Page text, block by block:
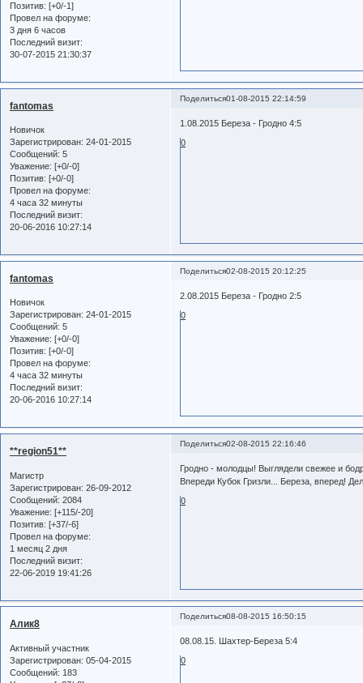
Позитив: [+0/-1]
Провел на форуме:
3 дня 6 часов
Последний визит:
30-07-2015 21:30:37
Поделиться01-08-2015 22:14:59
fantomas
Новичок
Зарегистрирован: 24-01-2015
Сообщений: 5
Уважение: [+0/-0]
Позитив: [+0/-0]
Провел на форуме:
4 часа 32 минуты
Последний визит:
20-06-2016 10:27:14
1.08.2015 Береза - Гродно 4:5
0
Поделиться02-08-2015 20:12:25
fantomas
Новичок
Зарегистрирован: 24-01-2015
Сообщений: 5
Уважение: [+0/-0]
Позитив: [+0/-0]
Провел на форуме:
4 часа 32 минуты
Последний визит:
20-06-2016 10:27:14
2.08.2015 Береза - Гродно 2:5
0
Поделиться02-08-2015 22:16:46
**region51**
Магистр
Зарегистрирован: 26-09-2012
Сообщений: 2084
Уважение: [+115/-20]
Позитив: [+37/-6]
Провел на форуме:
1 месяц 2 дня
Последний визит:
22-06-2019 19:41:26
Гродно - молодцы! Выглядели свежее и
Впереди Кубок Гризли... Береза, вперед!
0
Поделиться08-08-2015 16:50:15
Алик8
Активный участник
Зарегистрирован: 05-04-2015
Сообщений: 183
08.08.15. Шахтер-Береза 5:4
0